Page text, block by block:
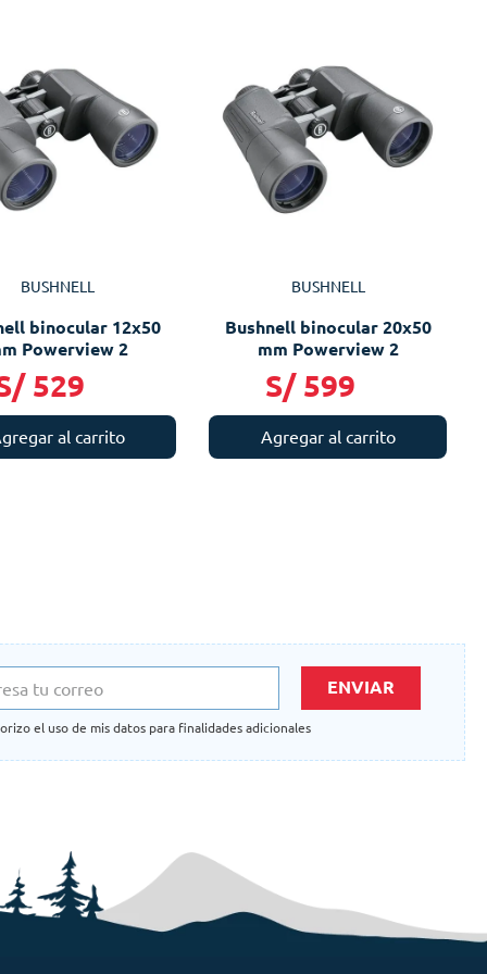
BUSHNELL
binocular 12x50
Powerview 2
529
al carrito
BUSHNELL
Bushnell binocular 20x50
mm Powerview 2
S/ 599
Agregar al carrito
ENVIAR
el uso de mis datos para finalidades adicionales